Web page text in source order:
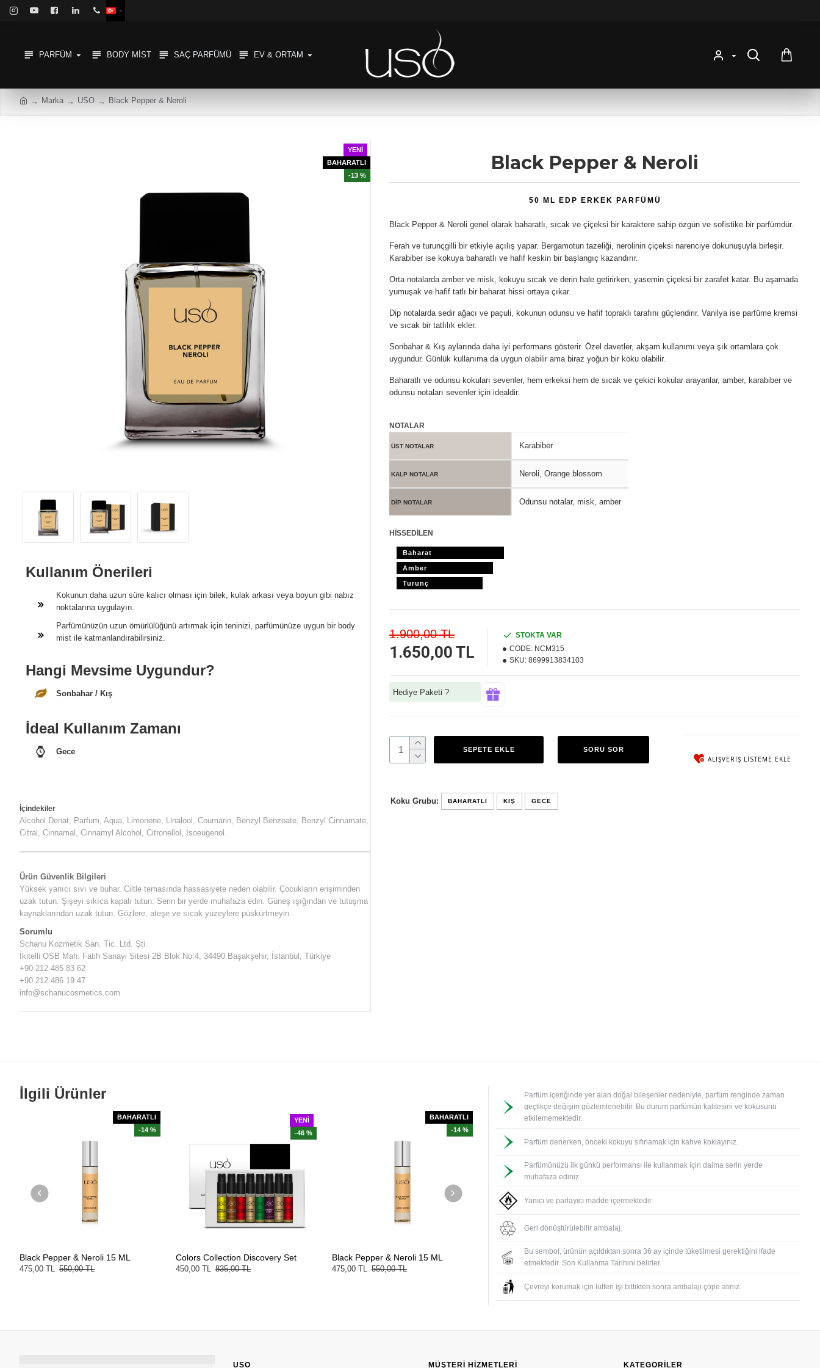
PARFÜM BODY MIST SAÇ PARFÜMÜ EV & ORTAM
Marka USO Black Pepper & Neroli
YENI
BAHARATLI
-13 %
Kullanım Önerileri
Kokunun daha uzun süre kalıcı olması için bilek, kulak arkası veya boyun gibi nabız
noktalarına uygulayın.
Parfümünüzün uzun ömürlülüğünü artırmak için teninizi, parfümünüze uygun bir body
mist ile katmanlandırabilirsiniz.
Ürün Güvenlik Bilgileri
Yüksek yanıcı sıvı ve buhar. Ciltle temasında hassasiyete neden olabilir. Çocukların erişiminden
uzak tutun. Şişeyi sıkıca kapalı tutun. Serin bir yerde muhafaza edin. Güneş ışığından ve tutuşma
kaynaklarından uzak tutun. Gözlere, ateşe ve sıcak yüzeylere püskürtmeyin.
Sorumlu
Schanu Kozmetik San. Tic. Ltd. Şti.
İkitelli OSB Mah. Fatih Sanayi Sitesi 2B Blok No:4, 34490 Başakşehir, İstanbul, Türkiye
+90 212 485 83 62
+90 212 486 19 47
info@schanucosmetics.com
Hangi Mevsime Uygundur?
Sonbahar / Kış
İdeal Kullanım Zamanı
Gece
İçindekiler
Alcohol Denat, Parfum, Aqua, Limonene, Linalool, Coumarin, Benzyl Benzoate, Benzyl Cinnamate,
Citral, Cinnamal, Cinnamyl Alcohol, Citronellol, Isoeugenol.
Black Pepper & Neroli
Black Pepper & Neroli genel olarak baharatlı, sıcak ve çiçeksi bir karaktere sahip özgün ve sofistike bir parfümdür.
Ferah ve turunçgilli bir etkiyle açılış yapar. Bergamotun tazeliği, nerolinin çiçeksi narenciye dokunuşuyla birleşir.
Karabiber ise kokuya baharatlı ve hafif keskin bir başlangıç kazandırır.
Orta notalarda amber ve misk, kokuyu sıcak ve derin hale getirirken, yasemin çiçeksi bir zarafet katar. Bu aşamada
yumuşak ve hafif tatlı bir baharat hissi ortaya çıkar.
Dip notalarda sedir ağacı ve paçuli, kokunun odunsu ve hafif topraklı tarafını güçlendirir. Vanilya ise parfüme kremsi
ve sıcak bir tatlılık ekler.
Sonbahar & Kış aylarında daha iyi performans gösterir. Özel davetler, akşam kullanımı veya şık ortamlara çok
uygundur. Günlük kullanıma da uygun olabilir ama biraz yoğun bir koku olabilir.
Baharatlı ve odunsu kokuları sevenler, hem erkeksi hem de sıcak ve çekici kokular arayanlar, amber, karabiber ve
odunsu notaları sevenler için idealdir.
NOTALAR
ÜST NOTALAR Karabiber
KALP NOTALAR Neroli, Orange blossom
DİP NOTALAR Odunsu notalar, misk, amber
HİSSEDİLEN
Baharat
Amber
Turunç
50 ML EDP ERKEK PARFÜMÜ
1.650,00 TL
1.900,00 TL
STOKTA VAR
CODE: NCM315
SKU: 8699913834103
Hediye Paketi ?
SEPETE EKLE SORU SOR
ALIŞVERIŞ LISTEME EKLE
Koku Grubu: BAHARATLI KIŞ GECE
İlgili Ürünler
BAHARATLI
-14 %
Black Pepper & Neroli 15 ML
475,00 TL 550,00 TL
YENI
-46 %
Colors Collection Discovery Set
450,00 TL 835,00 TL
BAHARATLI
-14 %
Black Pepper & Neroli 15 ML
475,00 TL 550,00 TL
Parfüm içeriğinde yer alan doğal bileşenler nedeniyle, parfüm renginde zaman
geçtikçe değişim gözlemlenebilir. Bu durum parfümün kalitesini ve kokusunu
etkilememektedir.
Parfüm denerken, önceki kokuyu sıfırlamak için kahve koklayınız.
Parfümünüzü ilk günkü performansı ile kullanmak için daima serin yerde
muhafaza ediniz.
Yanıcı ve parlayıcı madde içermektedir.
Geri dönüştürülebilir ambalaj.
Bu sembol, ürünün açıldıktan sonra 36 ay içinde tüketilmesi gerektiğini ifade
etmektedir. Son Kullanma Tarihini belirler.
Çevreyi korumak için lütfen işi bittikten sonra ambalajı çöpe atınız.
USO MÜŞTERI HIZMETLERI KATEGORİLER